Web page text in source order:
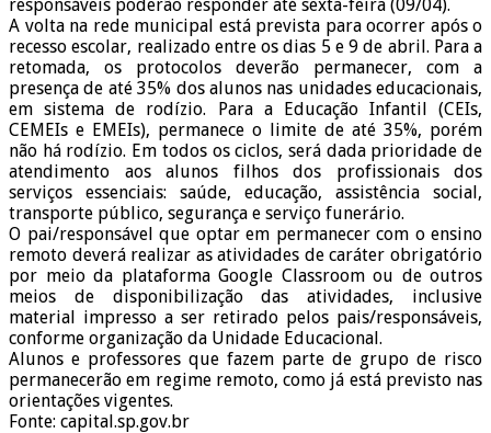
responsáveis poderão responder até sexta-feira (09/04).
A volta na rede municipal está prevista para ocorrer após o
recesso escolar, realizado entre os dias 5 e 9 de abril. Para a
retomada, os protocolos deverão permanecer, com a
presença de até 35% dos alunos nas unidades educacionais,
em sistema de rodízio. Para a Educação Infantil (CEIs,
CEMEIs e EMEIs), permanece o limite de até 35%, porém
não há rodízio. Em todos os ciclos, será dada prioridade de
atendimento aos alunos filhos dos profissionais dos
serviços essenciais: saúde, educação, assistência social,
transporte público, segurança e serviço funerário.
O pai/responsável que optar em permanecer com o ensino
remoto deverá realizar as atividades de caráter obrigatório
por meio da plataforma Google Classroom ou de outros
meios de disponibilização das atividades, inclusive
material impresso a ser retirado pelos pais/responsáveis,
conforme organização da Unidade Educacional.
Alunos e professores que fazem parte de grupo de risco
permanecerão em regime remoto, como já está previsto nas
orientações vigentes.
Fonte: capital.sp.gov.br